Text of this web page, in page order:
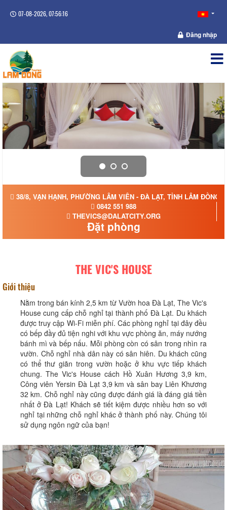
07-08-2026, 07:56:17
Đăng nhập
38/8, VẠN HẠNH, PHƯỜNG LÂM VIÊN - ĐÀ LẠT, TỈNH LÂM ĐỒNG
0842 551 988
THEVICS@DALATCITY.ORG
Đặt phòng
THE VIC'S HOUSE
Giới thiệu
Nằm trong bán kính 2,5 km từ Vườn hoa Đà Lạt, The Vic's
House cung cấp chỗ nghỉ tại thành phố Đà Lạt. Du khách
được truy cập Wi-Fi miễn phí. Các phòng nghỉ tại đây đều
có bếp đầy đủ tiện nghi với khu vực phòng ăn, máy nướng
bánh mì và bếp nấu. Mỗi phòng còn có sân trong nhìn ra
vườn. Chỗ nghỉ nhà dân này có sân hiên. Du khách cũng
có thể thư giãn trong vườn hoặc ở khu vực tiếp khách
chung. The Vic's House cách Hồ Xuân Hương 3,9 km,
Công viên Yersin Đà Lạt 3,9 km và sân bay Liên Khương
32 km. Chỗ nghỉ này cũng được đánh giá là đáng giá tiền
nhất ở Đà Lạt! Khách sẽ tiết kiệm được nhiều hơn so với
nghỉ tại những chỗ nghỉ khác ở thành phố này. Chúng tôi
sử dụng ngôn ngữ của bạn!